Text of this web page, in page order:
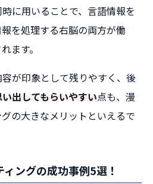
に用いることで、言語情報を
を処理する右脳の両方が働
ます。
が印象として残りやすく、後
出してもらいやすい点も、漫
の大きなメリットといえるで
ングの成功事例5選！